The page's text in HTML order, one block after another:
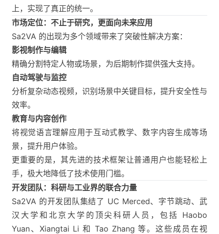
上，实现了真正的统一。
市场定位：不止于研究，更面向未来应用
Sa2VA 的出现为多个领域带来了突破性解决方案：
影视制作与编辑
精确分割特定人物或场景，为后期制作提供强大支持。
自动驾驶与监控
分析复杂动态视频，识别场景中关键目标，提升安全性与
效率。
教育与内容创作
将视觉语言理解应用于互动式教学、数字内容生成等场
景，提升用户体验。
更重要的是，其先进的技术框架让普通用户也能轻松上
手，极大地降低了技术使用门槛。
开发团队：科研与工业界的联合力量
Sa2VA 的开发团队集结了 UC Merced、字节跳动、武
汉大学和北京大学的顶尖科研人员，包括 Haobo
Yuan、Xiangtai Li 和 Tao Zhang 等。这些成员在视